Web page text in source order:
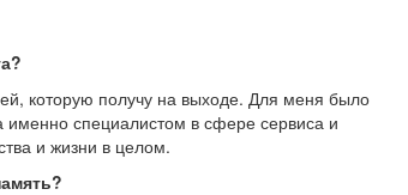
которую получу на выходе. Для меня было
именно специалистом в сфере сервиса и
и жизни в целом.